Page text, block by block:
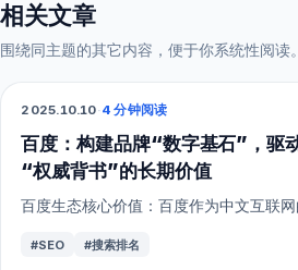
相关文章
围绕同主题的其它内容，便于你系统性阅读。
SEO
2025.10.10·4 分钟阅读
百度：构建品牌“数字基石”，驱
“权威背书”的长期价值
百度生态核心价值：百度作为中文互联
#SEO #搜索排名